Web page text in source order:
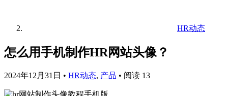
HR动态
怎么用手机制作HR网站头像？
2024年12月31日 • HR动态, 产品 • 阅读 13